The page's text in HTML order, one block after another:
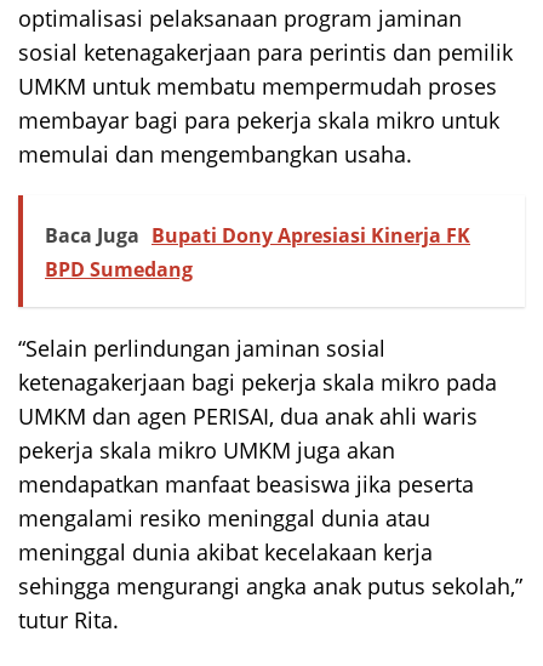
optimalisasi pelaksanaan program jaminan
sosial ketenagakerjaan para perintis dan pemilik
UMKM untuk membatu mempermudah proses
membayar bagi para pekerja skala mikro untuk
memulai dan mengembangkan usaha.
Baca Juga Bupati Dony Apresiasi Kinerja FK
BPD Sumedang
“Selain perlindungan jaminan sosial
ketenagakerjaan bagi pekerja skala mikro pada
UMKM dan agen PERISAI, dua anak ahli waris
pekerja skala mikro UMKM juga akan
mendapatkan manfaat beasiswa jika peserta
mengalami resiko meninggal dunia atau
meninggal dunia akibat kecelakaan kerja
sehingga mengurangi angka anak putus sekolah,”
tutur Rita.